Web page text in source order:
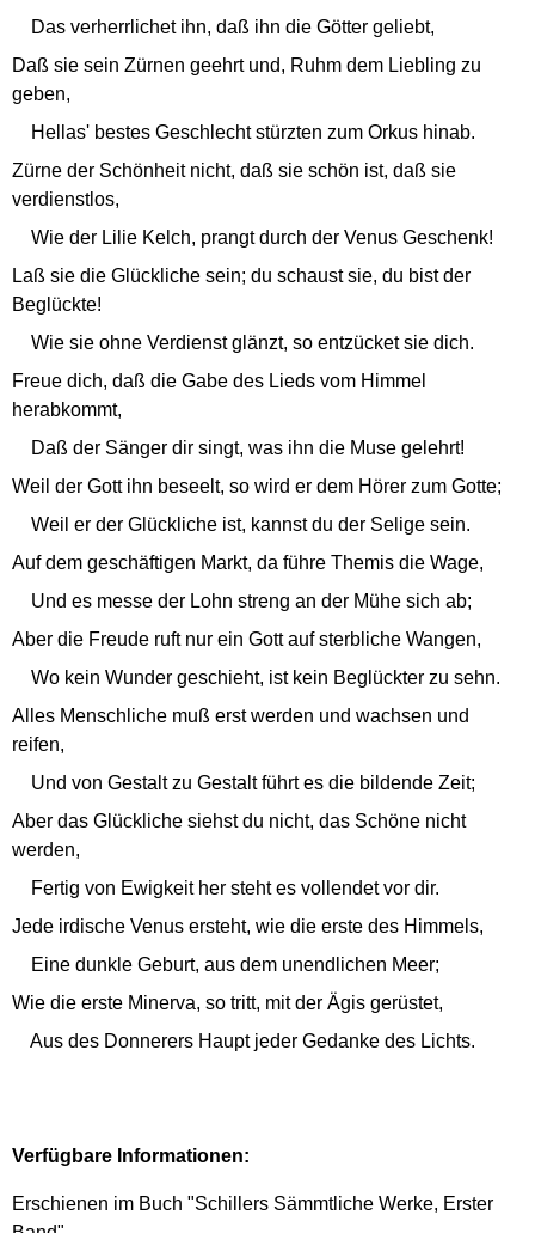
Das verherrlichet ihn, daß ihn die Götter geliebt,
Daß sie sein Zürnen geehrt und, Ruhm dem Liebling zu
geben,
Hellas' bestes Geschlecht stürzten zum Orkus hinab.
Zürne der Schönheit nicht, daß sie schön ist, daß sie
verdienstlos,
Wie der Lilie Kelch, prangt durch der Venus Geschenk!
Laß sie die Glückliche sein; du schaust sie, du bist der
Beglückte!
Wie sie ohne Verdienst glänzt, so entzücket sie dich.
Freue dich, daß die Gabe des Lieds vom Himmel
herabkommt,
Daß der Sänger dir singt, was ihn die Muse gelehrt!
Weil der Gott ihn beseelt, so wird er dem Hörer zum Gotte;
Weil er der Glückliche ist, kannst du der Selige sein.
Auf dem geschäftigen Markt, da führe Themis die Wage,
Und es messe der Lohn streng an der Mühe sich ab;
Aber die Freude ruft nur ein Gott auf sterbliche Wangen,
Wo kein Wunder geschieht, ist kein Beglückter zu sehn.
Alles Menschliche muß erst werden und wachsen und
reifen,
Und von Gestalt zu Gestalt führt es die bildende Zeit;
Aber das Glückliche siehst du nicht, das Schöne nicht
werden,
Fertig von Ewigkeit her steht es vollendet vor dir.
Jede irdische Venus ersteht, wie die erste des Himmels,
Eine dunkle Geburt, aus dem unendlichen Meer;
Wie die erste Minerva, so tritt, mit der Ägis gerüstet,
Aus des Donnerers Haupt jeder Gedanke des Lichts.
Verfügbare Informationen:
Erschienen im Buch "Schillers Sämmtliche Werke, Erster